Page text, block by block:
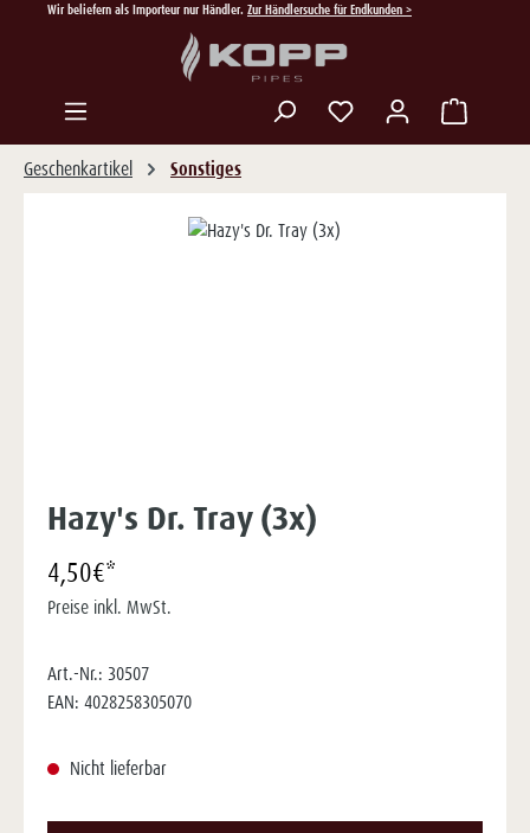
Zum Hauptinhalt springen
Wir beliefern als Importeur nur Händler. Zur Händlersuche für Endkunden >
Du hast 0 Produkte
Geschenkartikel Sonstiges
Bildergalerie überspringen
Hazy's Dr. Tray (3x)
4,50€*
Preise inkl. MwSt.
Art.-Nr.: 30507
EAN: 4028258305070
Nicht lieferbar